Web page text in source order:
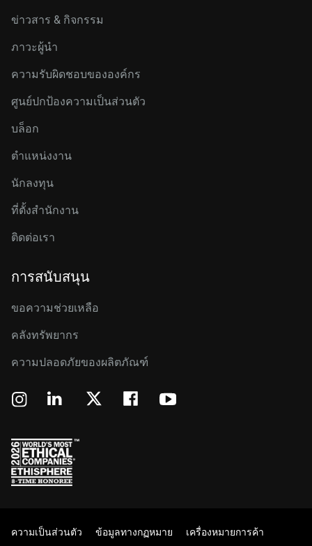
ข่าวสาร & กิจกรรม
ภาวะผู้นำ
ความรับผิดชอบขององค์กร
ศูนย์ปกป้องความเป็นส่วนตัว
บล็อก
ตำแหน่งงาน
นักลงทุน
ที่ตั้งสำนักงาน
ติดต่อเรา
การสนับสนุน
ขอความช่วยเหลือ
คลังทรัพยากร
ความปลอดภัยของผลิตภัณฑ์
ความเป็นส่วนตัว ข้อมูลทางกฏหมาย เครื่องหมายการค้า